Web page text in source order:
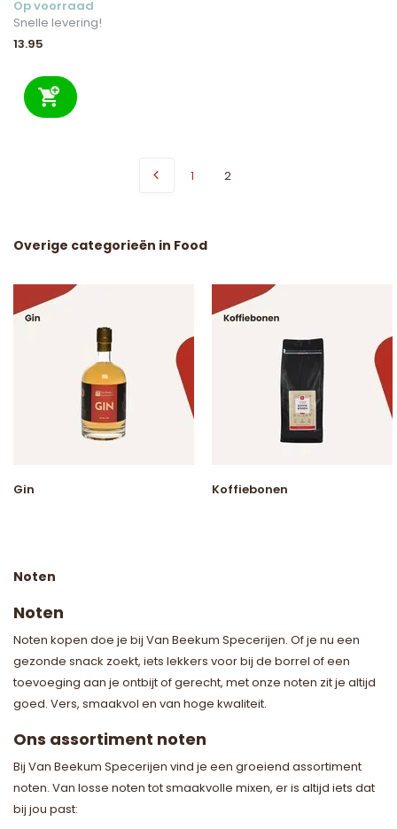
Op voorraad
Snelle levering!
13.95
1 2
Overige categorieën in Food
Gin Koffiebonen
Noten
Noten
Noten kopen doe je bij Van Beekum Specerijen. Of je nu een
gezonde snack zoekt, iets lekkers voor bij de borrel of een
toevoeging aan je ontbijt of gerecht, met onze noten zit je altijd
goed. Vers, smaakvol en van hoge kwaliteit.
Ons assortiment noten
Bij Van Beekum Specerijen vind je een groeiend assortiment
noten. Van losse noten tot smaakvolle mixen, er is altijd iets dat
bij jou past: